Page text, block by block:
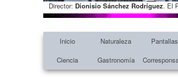
Director: Dionisio Sánchez Rodríguez. El
Inicio Naturaleza Pantallas
Ciencia
Gastronomía